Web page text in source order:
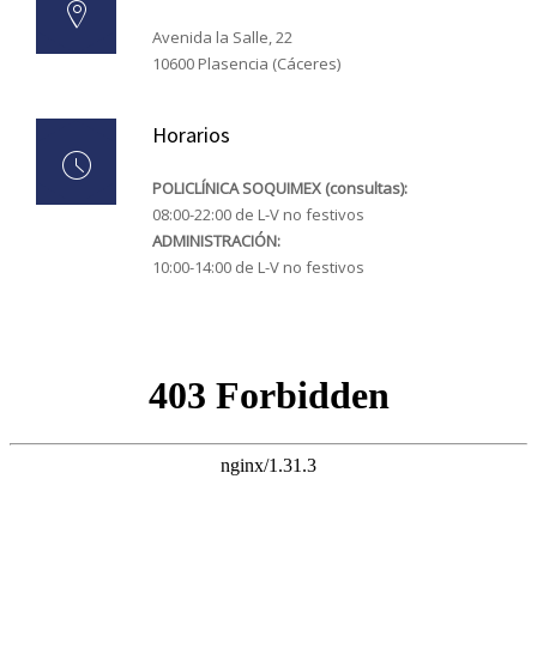
Avenida la Salle, 22
10600 Plasencia (Cáceres)
Horarios
POLICLÍNICA SOQUIMEX (consultas):
08:00-22:00 de L-V no festivos
ADMINISTRACIÓN:
10:00-14:00 de L-V no festivos